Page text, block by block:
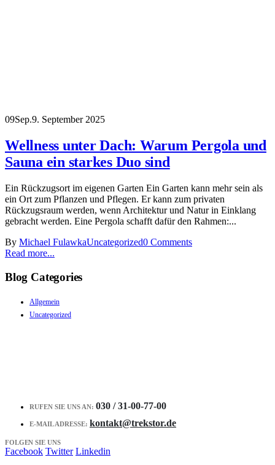
09Sep.9. September 2025
Wellness unter Dach: Warum Pergola und
Sauna ein starkes Duo sind
Ein Rückzugsort im eigenen Garten Ein Garten kann mehr sein als
ein Ort zum Pflanzen und Pflegen. Er kann zum privaten
Rückzugsraum werden, wenn Architektur und Natur in Einklang
gebracht werden. Eine Pergola schafft dafür den Rahmen:...
By Michael FulawkaUncategorized0 Comments
Read more...
Blog Categories
Allgemein
Uncategorized
RUFEN SIE UNS AN: 030 / 31-00-77-00
E-MAIL ADRESSE: kontakt@trekstor.de
FOLGEN SIE UNS
Facebook Twitter Linkedin